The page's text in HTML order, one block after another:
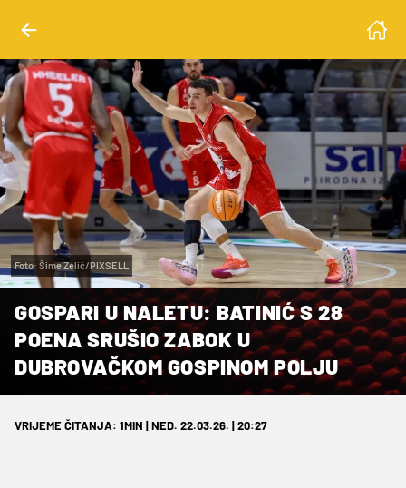
Foto: Šime Zelić/PIXSELL
GOSPARI U NALETU: BATINIĆ S 28
POENA SRUŠIO ZABOK U
DUBROVAČKOM GOSPINOM POLJU
VRIJEME ČITANJA: 1MIN | NED. 22.03.26. | 20:27